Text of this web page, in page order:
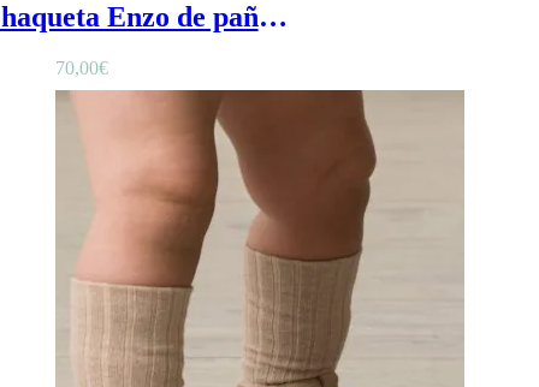
Chaqueta Enzo de paño - Chaqueta para niño bebé en paño con solapas en el cuello
70,00€